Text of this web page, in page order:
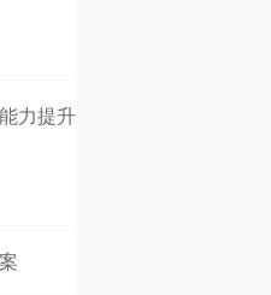
力提升